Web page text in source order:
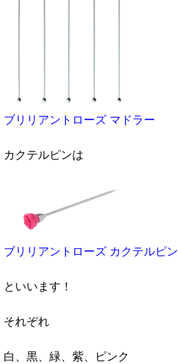
ブリリアントローズ マドラー
カクテルピンは
ブリリアントローズ カクテルピン
といいます！
それぞれ
白、黒、緑、紫、ピンク